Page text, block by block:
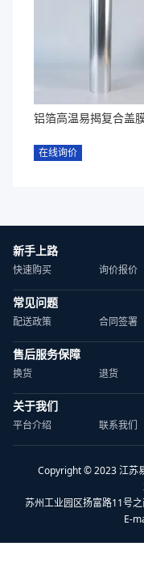
铝箔高温易揭复合盖
在线询价
新手上路
快速购买 询价报价
常见问题
配送政策 合同签署
售后服务保障
换货 退货
关于我们
平台介绍 联系我们
Copyright © 2023 江苏
苏州工业园区扬富路11号
E-